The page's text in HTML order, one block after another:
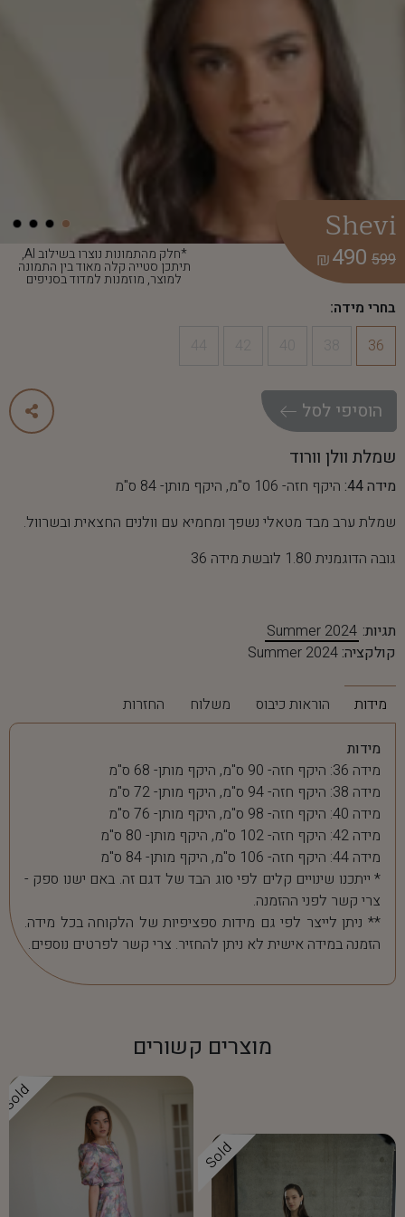
*חלק מהתמונות נוצרו בשילוב AI,
תיתכן סטייה קלה מאוד בין התמונה
למוצר, מוזמנות למדוד בסניפים
Shevi
599
490
₪
בחרי מידה:
36
הוסיפי לסל
שמלת וולן וורוד
מידה 44:
היקף חזה- 106 ס"מ, היקף מותן- 84 ס"מ
שמלת ערב מבד מטאלי נשפך ומחמיא עם וולנים החצאית ובשרוול.
גובה הדוגמנית 1.80 לובשת מידה 36
תגיות: Summer 2024
קולקציה: Summer 2024
מידות הוראות כיבוס משלוח החזרות
מידות
מידה 36: היקף חזה- 90 ס"מ, היקף מותן- 68 ס"מ
מידה 38: היקף חזה- 94 ס"מ, היקף מותן- 72 ס"מ
מידה 40: היקף חזה- 98 ס"מ, היקף מותן- 76 ס"מ
מידה 42: היקף חזה- 102 ס"מ, היקף מותן- 80 ס"מ
מידה 44: היקף חזה- 106 ס"מ, היקף מותן- 84 ס"מ
* ייתכנו שינויים קלים לפי סוג הבד של דגם זה. באם ישנו ספק -
צרי קשר לפני ההזמנה.
** ניתן לייצר לפי גם מידות ספציפיות של הלקוחה בכל מידה.
הזמנה במידה אישית לא ניתן להחזיר. צרי קשר לפרטים נוספים.
מוצרים קשורים
Sold
Sold